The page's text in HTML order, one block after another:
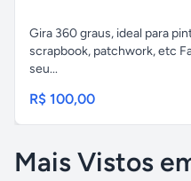
Gira 360 graus, ideal para
scrapbook, patchwork, etc
seu...
R$ 100,00
Mais Vistos